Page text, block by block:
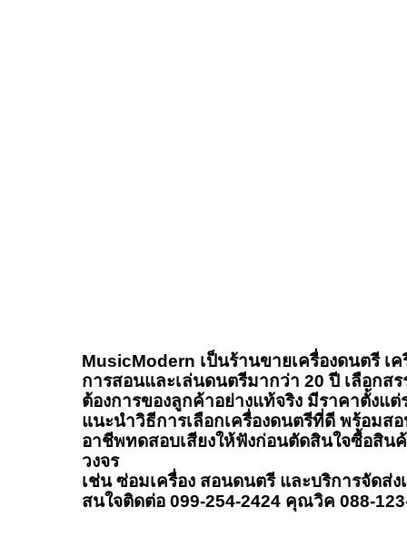
MusicModern เป็นร้านขายเครื่องดนตรี เ
การสอนและเล่นดนตรีมากว่า 20 ปี เลือก
ต้องการของลูกค้าอย่างแท้จริง มีราคาตั้งแ
แนะนำวิธีการเลือกเครื่องดนตรีที่ดี พร้อม
อาชีพทดสอบเสียงให้ฟังก่อนตัดสินใจซื้อสิ
วงจร
เช่น ซ่อมเครื่อง สอนดนตรี และบริการจัดส่
สนใจติดต่อ 099-254-2424 คุณวิค 088-